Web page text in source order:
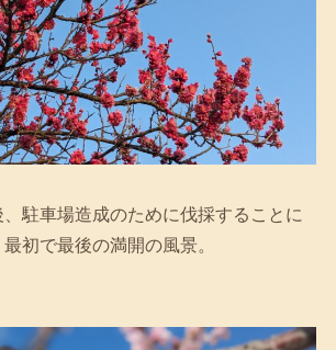
駐車場造成のために伐採することに
初で最後の満開の風景。